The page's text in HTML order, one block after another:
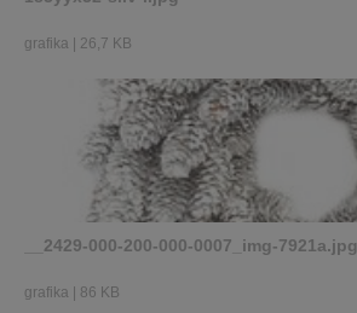
grafika 26,7 KB
__2429-000-200-000-0007_img-7921a.jpg
grafika 86 KB